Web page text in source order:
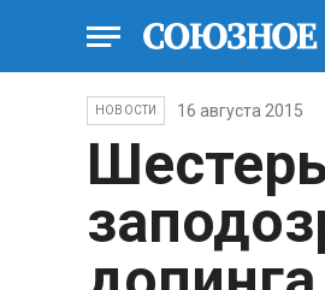
НОВОСТИ 16 августа 2015